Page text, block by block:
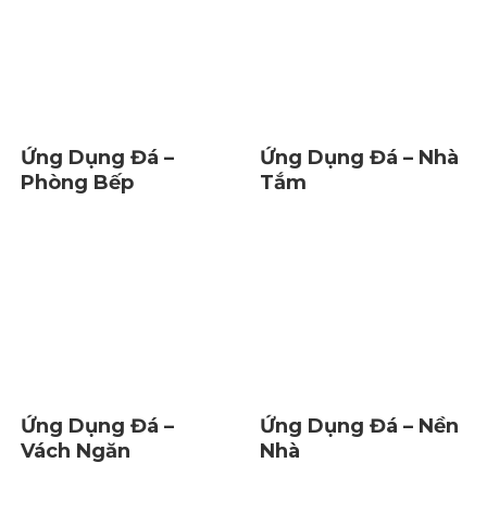
Ứng Dụng Đá –
Phòng Bếp
Ứng Dụng Đá – Nhà
Tắm
Ứng Dụng Đá –
Vách Ngăn
Ứng Dụng Đá – Nền
Nhà